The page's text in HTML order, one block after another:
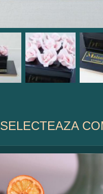
SELECTEAZA